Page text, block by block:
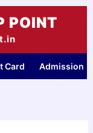
POINT
Card Admission